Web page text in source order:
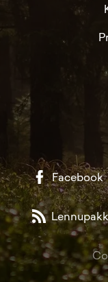
Facebook